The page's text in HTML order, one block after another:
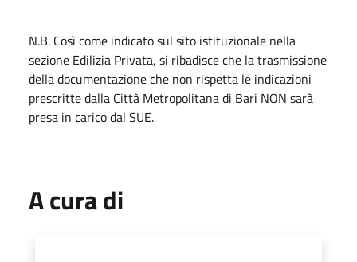
N.B. Così come indicato sul sito istituzionale nella
sezione Edilizia Privata, si ribadisce che la trasmissione
della documentazione che non rispetta le indicazioni
prescritte dalla Città Metropolitana di Bari NON sarà
presa in carico dal SUE.
A cura di